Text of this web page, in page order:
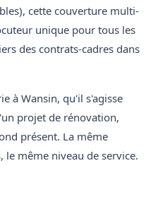
cette couverture multi-
unique pour tous les
des contrats-cadres dans
à Wansin, qu'il s'agisse
projet de rénovation,
présent. La même
le même niveau de service.